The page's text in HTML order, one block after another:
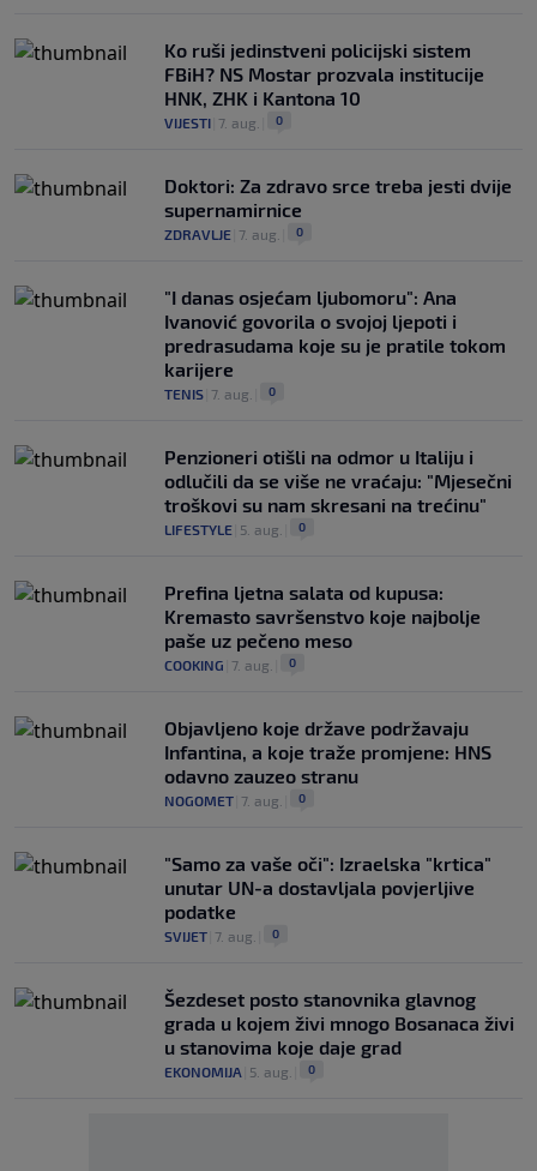
Ko ruši jedinstveni policijski sistem
FBiH? NS Mostar prozvala institucije
HNK, ZHK i Kantona 10
VIJESTI 7. aug. 0
Doktori: Za zdravo srce treba jesti dvije
supernamirnice
ZDRAVLJE 7. aug. 0
"I danas osjećam ljubomoru": Ana
Ivanović govorila o svojoj ljepoti i
predrasudama koje su je pratile tokom
karijere
TENIS 7. aug. 0
Penzioneri otišli na odmor u Italiju i
odlučili da se više ne vraćaju: "Mjesečni
troškovi su nam skresani na trećinu"
LIFESTYLE 5. aug. 0
Prefina ljetna salata od kupusa:
Kremasto savršenstvo koje najbolje
paše uz pečeno meso
COOKING 7. aug. 0
Objavljeno koje države podržavaju
Infantina, a koje traže promjene: HNS
odavno zauzeo stranu
NOGOMET 7. aug. 0
"Samo za vaše oči": Izraelska "krtica"
unutar UN-a dostavljala povjerljive
podatke
SVIJET 7. aug. 0
Šezdeset posto stanovnika glavnog
grada u kojem živi mnogo Bosanaca živi
u stanovima koje daje grad
EKONOMIJA 5. aug. 0